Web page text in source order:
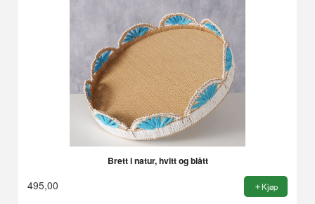
Brett i natur, hvitt og blått
495,00 Kjøp